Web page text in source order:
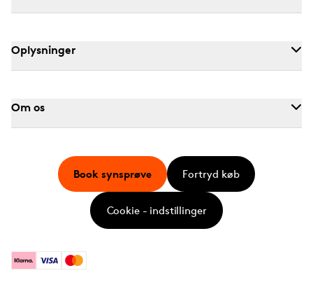
Oplysninger
Om os
KlarnaVisa Mastercard
Book synsprøve Fortryd køb
Cookie - indstillinger